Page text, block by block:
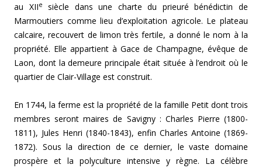
au XIIe
siècle dans une charte du prieuré bénédictin de
Marmoutiers comme lieu d’exploitation agricole. Le plateau
calcaire, recouvert de limon très fertile, a donné le nom à la
propriété. Elle appartient à Gace de Champagne, évêque de
Laon, dont la demeure principale était située à l’endroit où le
quartier de Clair-Village est construit.
En 1744, la ferme est la propriété de la famille Petit dont trois
membres seront maires de Savigny : Charles Pierre (1800-
1811), Jules Henri (1840-1843), enfin Charles Antoine (1869-
1872). Sous la direction de ce dernier, le vaste domaine
prospère et la polyculture intensive y règne. La célèbre